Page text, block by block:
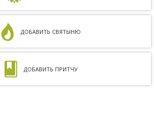
ДОБАВИТЬ СВЯТЫНЮ
ДОБАВИТЬ ПРИТЧУ